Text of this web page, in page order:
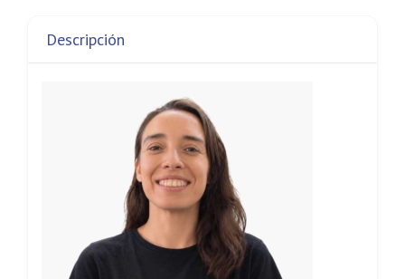
Descripción